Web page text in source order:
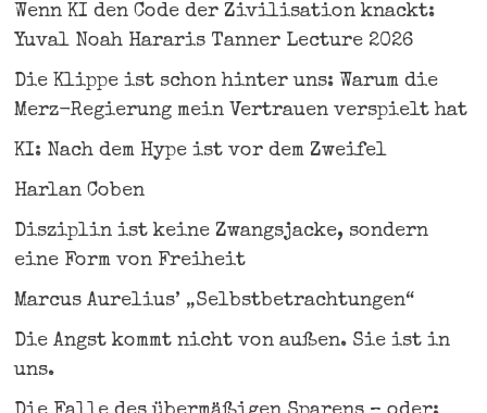
Wenn KI den Code der Zivilisation knackt:
Yuval Noah Hararis Tanner Lecture 2026
Die Klippe ist schon hinter uns: Warum die
Merz-Regierung mein Vertrauen verspielt hat
KI: Nach dem Hype ist vor dem Zweifel
Harlan Coben
Disziplin ist keine Zwangsjacke, sondern
eine Form von Freiheit
Marcus Aurelius’ „Selbstbetrachtungen“
Die Angst kommt nicht von außen. Sie ist in
uns.